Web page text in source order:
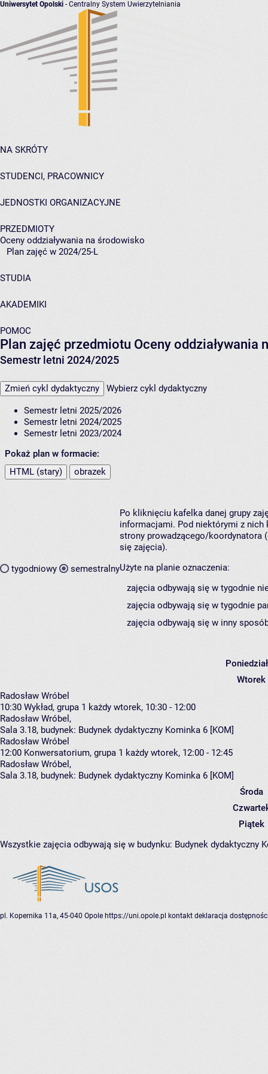
Uniwersytet Opolski - Centralny System Uwierzytelniania
NA SKRÓTY
STUDENCI, PRACOWNICY
JEDNOSTKI ORGANIZACYJNE
PRZEDMIOTY
Oceny oddziaływania na środowisko
Plan zajęć w 2024/25-L
STUDIA
AKADEMIKI
POMOC
Plan zajęć przedmiotu Oceny oddziaływania
Semestr letni 2024/2025
Zmień cykl dydaktyczny Wybierz cykl dydaktyczny
Semestr letni 2025/2026
Semestr letni 2024/2025
Semestr letni 2023/2024
Pokaż plan w formacie:
HTML (stary)
obrazek
tygodniowy semestralny
Po kliknięciu kafelka danej grupy
informacjami. Pod niektórymi z nich
strony prowadzącego/koordynatora
się zajęcia).
Użyte na planie oznaczenia:
zajęcia odbywają się w tygodnie
zajęcia odbywają się w tygodnie
zajęcia odbywają się w inny
Wtorek
Radosław Wróbel
10:30 Wykład, grupa 1 każdy wtorek, 10:30 - 12:00
Radosław Wróbel ,
Sala 3.18, budynek: Budynek dydaktyczny Kominka 6 [KOM]
Radosław Wróbel
12:00 Konwersatorium, grupa 1 każdy wtorek, 12:00 - 12:45
Radosław Wróbel ,
Sala 3.18, budynek: Budynek dydaktyczny Kominka 6 [KOM]
Środa
Piątek
Wszystkie zajęcia odbywają się w budynku: Budynek dydaktyczny
pl. Kopernika 11a, 45-040 Opole https://uni.opole.pl kontakt deklaracja